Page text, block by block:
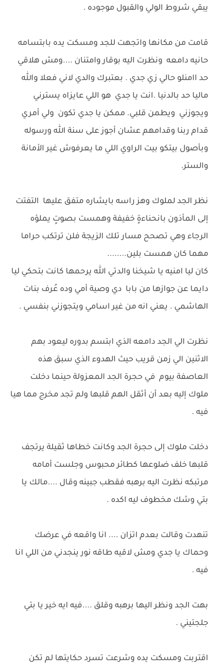
يبقي شروط الولي والقبول موجوده .
قامت من مكانها واتجهت للجد ومسكت يده بابتسامه
حانيه دامعه ونظرت اليه بوقار وامتنان ....ومش هلاقي
حد اامنلو حالي زي جدي . بعتبرك والدي لاني فعلا والله
ماليا حد بالدنيا .انت يا جدي هو اللي عايزاه يسترني
ويجوزني ويطمن قلبي. ممكن يا جدي تكون ولي أمري
قدام ربنا وقدامهم عشان أجوز على سنة الله ورسوله
وبأصول بيتكو بيت الراوي اللي ما يعرفوش غير الأمانة
والستر.
نظر الجد لملوك وهز راسه بايشاره متفق عليها التفتت
إلى المأذون بانحناءةٍ خفيفة وهمست بصوتٍ يملؤه
الرجاء وهي تصحح مسار تلك الزيجة فلن ترتكب حراما
مهما كان همست بلين........
كان ليا امنيه يا شيخنا والدتي الله يرحمها كانت بتحكي ليا
دايما عن جوازها من بابا دي وصية أمي وده عُرف بنات
الهاشمي . يعني انه من غير اسامي ويتجوزني بنفسي .
نظرت الي الجد دامعه الذي ابتسم بدوره ليعود بهم
الاثنين الي زمن قريب حيث الهدوء الذي سبق هذه
العاصفة بيوم في حجرة الجد المعزولة حينما دخلت
ملوك إليه بعد أن أثقل الهم قلبها ولم تجد مخرج مما هيا
فيه .
دخلت ملوك إلى حجرة الجد وكانت خطاها ثقيلة يرتجف
قلبها خلف ضلوعها كطائر محبوس وجلست أمامه
مرتبكه نظرت اليه برهبه فقطب جبينه وقال ....مالك يا
بتي وشك مخطوف ليه اكده .
تنهدت وقالت بعدم اتزان .... انا واقعه في عرضك
وحماك يا جدي ومش لاقيه طاقه نور ينجدني من اللي انا
فيه .
بهت الجد ونظر اليها برهبه وقلق ....فيه ايه خير يا بتي
جلجتيني .
اقتربت ومسكت يده وشرعت تسرد حكايتها لم تكن